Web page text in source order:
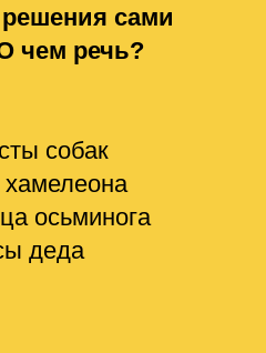
сами
чем речь?
собак
хамелеона
осьминога
деда